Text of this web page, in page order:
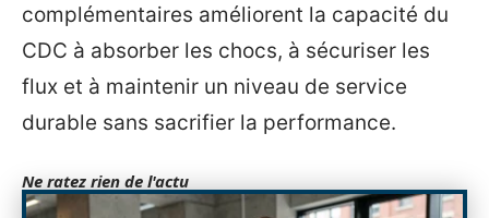
complémentaires améliorent la capacité du
CDC à absorber les chocs, à sécuriser les
flux et à maintenir un niveau de service
durable sans sacrifier la performance.
Ne ratez rien de l'actu